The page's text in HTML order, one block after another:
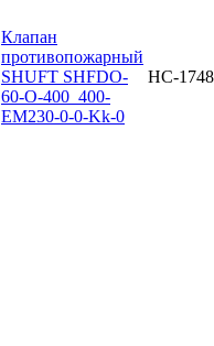
Клапан
противопожарный
SHUFT SHFDO-
60-O-400_400-
EM230-0-0-Kk-0
НС-